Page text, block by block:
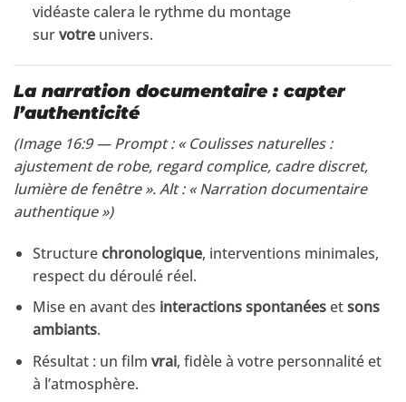
vidéaste calera le rythme du montage
survotreunivers.
La narration documentaire : capter
l’authenticité
(Image 16:9 — Prompt : « Coulisses naturelles :
ajustement de robe, regard complice, cadre discret,
lumière de fenêtre ». Alt : « Narration documentaire
authentique »)
Structure chronologique, interventions minimales,
respect du déroulé réel.
Mise en avant des interactions spontanéesetsons
ambiants.
Résultat : un film vrai, fidèle à votre personnalité et
à l’atmosphère.